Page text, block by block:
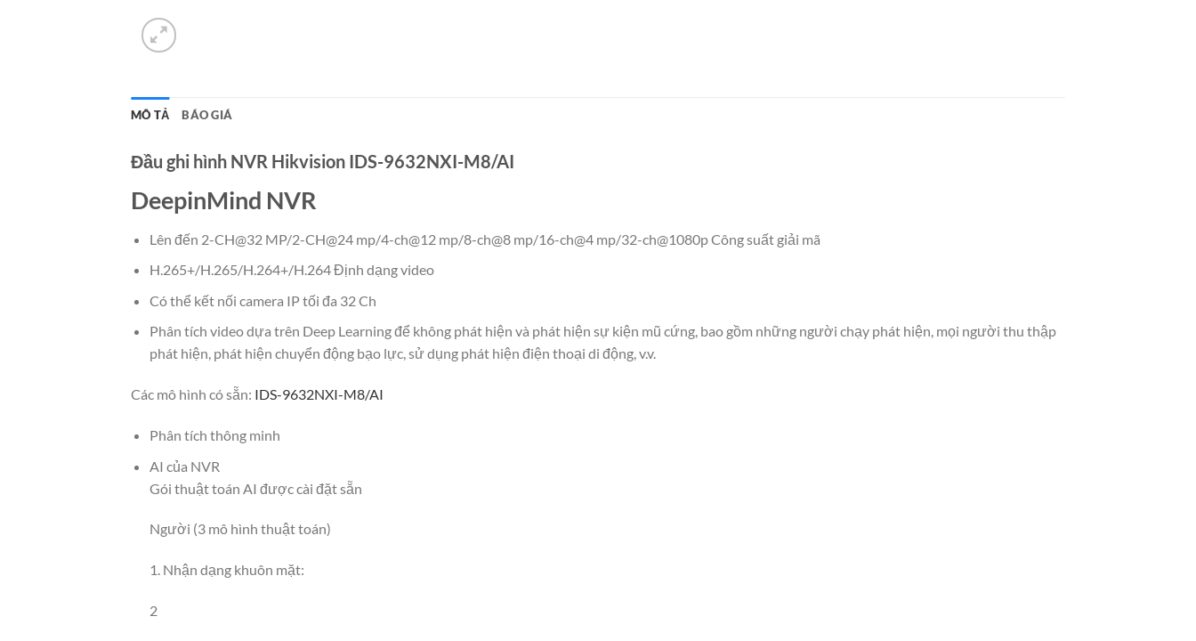
MÔ TẢ BÁO GIÁ
Đầu ghi hình NVR Hikvision IDS-9632NXI-M8/AI
DeepinMind NVR
Lên đến 2-CH@32 MP/2-CH@24 mp/4-ch@12 mp/8-ch@8 mp/16-ch@4 mp/32-ch@1080p Công suất giải mã
H.265+/H.265/H.264+/H.264 Định dạng video
Có thể kết nối camera IP tối đa 32 Ch
Phân tích video dựa trên Deep Learning để không phát hiện và phát hiện sự kiện mũ cứng, bao gồm những người chạy phát hiện, mọi người thu thập
phát hiện, phát hiện chuyển động bạo lực, sử dụng phát hiện điện thoại di động, v.v.
Các mô hình có sẵn: IDS-9632NXI-M8/AI
Phân tích thông minh
AI của NVR
Gói thuật toán AI được cài đặt sẵn
Người (3 mô hình thuật toán)
1. Nhận dạng khuôn mặt:
2